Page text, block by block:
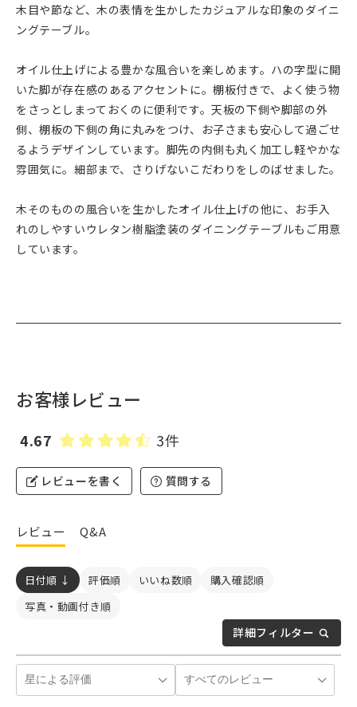
木目や節など、木の表情を生かしたカジュアルな印象のダイニ
ングテーブル。
オイル仕上げによる豊かな風合いを楽しめます。ハの字型に開
いた脚が存在感のあるアクセントに。棚板付きで、よく使う物
をさっとしまっておくのに便利です。天板の下側や脚部の外
側、棚板の下側の角に丸みをつけ、お子さまも安心して過ごせ
るようデザインしています。脚先の内側も丸く加工し軽やかな
雰囲気に。細部まで、さりげないこだわりをしのばせました。
木そのものの風合いを生かしたオイル仕上げの他に、お手入
れのしやすいウレタン樹脂塗装のダイニングテーブルもご用意
しています。
お客様レビュー
4.67 3件
レビューを書く 質問する
レビュー Q&A
詳細フィルター
日付順 ↓ 評価順 いいね数順
購入確認順
写真・動画付き順